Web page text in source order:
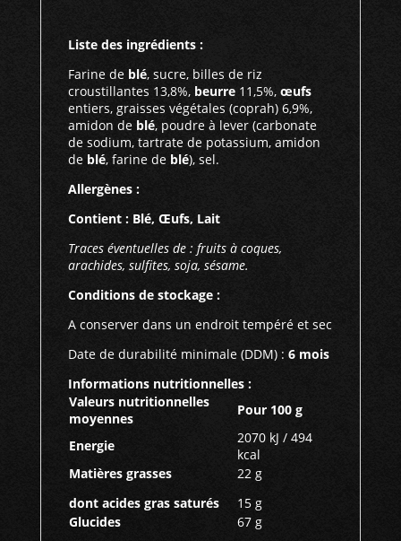
Liste des ingrédients :
Farine de blé, sucre, billes de riz
croustillantes 13,8%, beurre 11,5%, œufs
entiers, graisses végétales (coprah) 6,9%,
amidon de blé, poudre à lever (carbonate
de sodium, tartrate de potassium, amidon
de blé, farine deblé), sel.
Allergènes :
Contient : Blé, Œufs, Lait
Traces éventuelles de : fruits à coques,
arachides, sulfites, soja, sésame.
Conditions de stockage :
A conserver dans un endroit tempéré et sec
Date de durabilité minimale (DDM) : 6 mois
Informations nutritionnelles :
Valeurs nutritionnelles
moyennes
Pour 100 g
Energie
2070 kJ / 494
kcal
Matières grasses
dont acides gras saturés
22 g
15 g
Glucides
67 g